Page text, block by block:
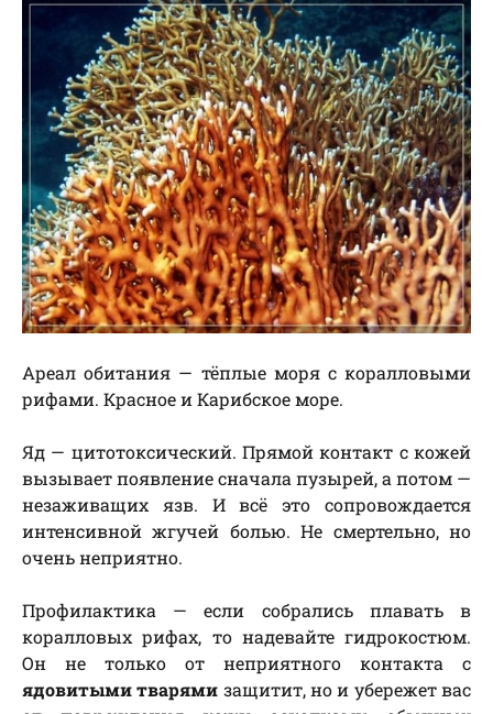
Ареал обитания — тёплые моря с коралловыми
рифами. Красное и Карибское море.
Яд — цитотоксический. Прямой контакт с кожей
вызывает появление сначала пузырей, а потом —
незаживащих язв. И всё это сопровождается
интенсивной жгучей болью. Не смертельно, но
очень неприятно.
Профилактика — если собрались плавать в
коралловых рифах, то надевайте гидрокостюм.
Он не только от неприятного контакта с
ядовитыми тварями защитит, но и убережет вас